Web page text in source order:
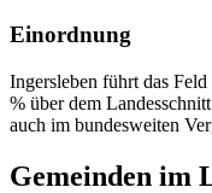
Einordnung
Ingersleben führt das
% über dem
auch im bundesweiten
Gemeinden im